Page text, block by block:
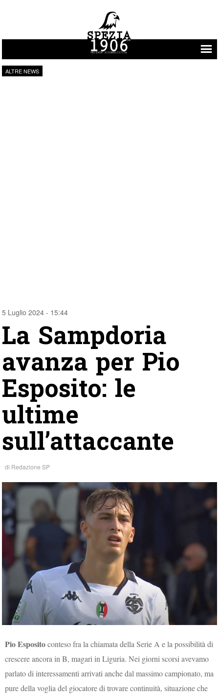
Vai al contenuto
ALTRE NEWS
5 Luglio 2024 - 15:44
La Sampdoria
avanza per Pio
Esposito: le
ultime
sull’attaccante
di Redazione SP
Pio Espositoconteso fra la chiamata della Serie A e la possibilità di
crescere ancora in B, magari in Liguria. Nei giorni scorsi avevamo
parlato di interessamenti arrivati anche dal massimo campionato, ma
pure della voglia del giocatore di trovare continuità, situazione che